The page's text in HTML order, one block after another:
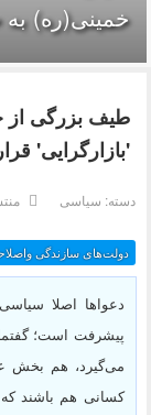
خمینی(ره)
طیف بزرگی از
'بازارگرایی'
دسته: سیاسی
دولت‌های سازندگی
دعواها اصلا
می‌گیرد، هم بخش
کسانی هم باشند که